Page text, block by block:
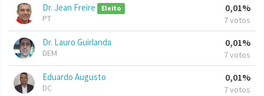
Dr. Jean Freire Eleito
PT
0,01%
7 votos
Dr. Lauro Guirlanda
DEM
0,01%
7 votos
Eduardo Augusto
DC
0,01%
7 votos